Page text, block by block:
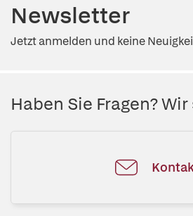
Newsletter
Jetzt anmelden und keine
Haben Sie Fragen?